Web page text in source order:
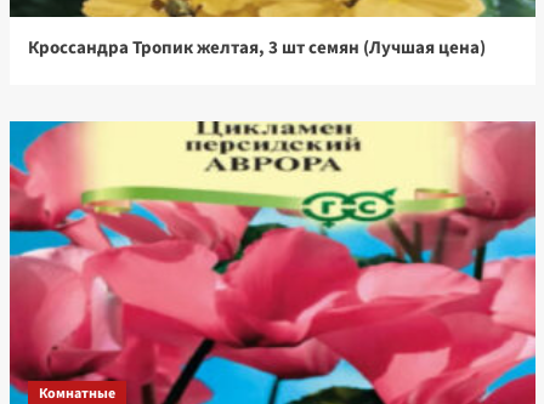
Кроссандра Тропик желтая, 3 шт семян (Лучшая цена)
Комнатные